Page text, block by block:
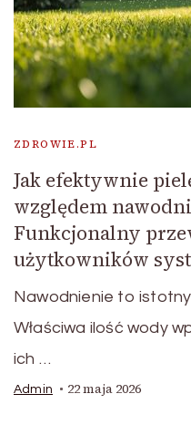
ZDROWIE.PL
Jak efektywnie
względem
Funkcjonalny
użytkowników
Nawodnienie to
Właściwa ilość wody
ich …
Admin 22 maja 2026